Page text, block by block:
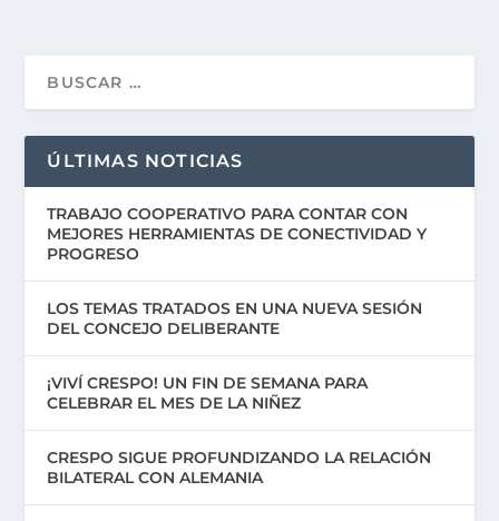
ÚLTIMAS NOTICIAS
TRABAJO COOPERATIVO PARA CONTAR CON
MEJORES HERRAMIENTAS DE CONECTIVIDAD Y
PROGRESO
LOS TEMAS TRATADOS EN UNA NUEVA SESIÓN
DEL CONCEJO DELIBERANTE
¡VIVÍ CRESPO! UN FIN DE SEMANA PARA
CELEBRAR EL MES DE LA NIÑEZ
CRESPO SIGUE PROFUNDIZANDO LA RELACIÓN
BILATERAL CON ALEMANIA